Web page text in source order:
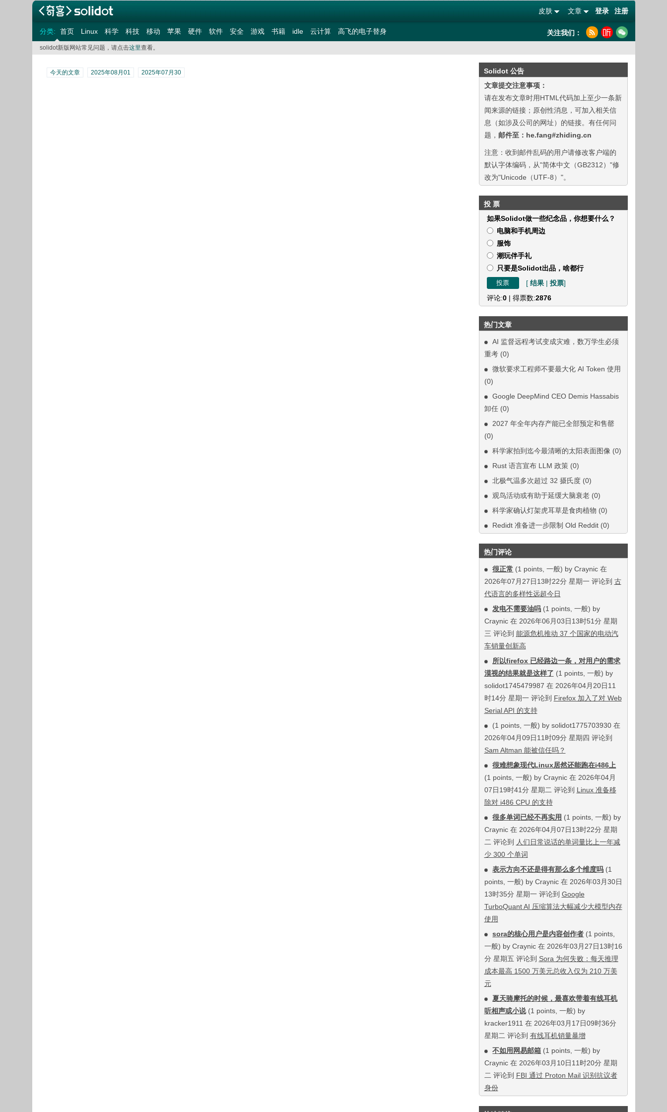
登录 注册
文章
皮肤
分类: 首页 Linux 科学 科技 移动 苹果 硬件 软件 安全 游戏 书籍 idle 云计算 高飞的电子替身 关注我们：
solidot新版网站常见问题，请点击这里查看。
Solidot 公告
文章提交注意事项：
请在发布文章时用HTML代码加上至少一条新
闻来源的链接；原创性消息，可加入相关信
息（如涉及公司的网址）的链接。有任何问
题， 邮件至：he.fang#zhiding.cn
注意：收到邮件乱码的用户请修改客户端的
默认字体编码，从"简体中文（GB2312）"修
改为"Unicode（UTF-8）"。
投 票
如果Solidot做一些纪念品，你想要什么？
电脑和手机周边
服饰
潮玩伴手礼
只要是Solidot出品，啥都行
[ 结果| 投票]
评论:0| 得票数:2876
热门文章
AI 监督远程考试变成灾难，数万学生必须
重考 (0)
微软要求工程师不要最大化 AI Token 使用
(0)
Google DeepMind CEO Demis Hassabis
卸任 (0)
2027 年全年内存产能已全部预定和售罄
(0)
科学家拍到迄今最清晰的太阳表面图像 (0)
Rust 语言宣布 LLM 政策 (0)
北极气温多次超过 32 摄氏度 (0)
观鸟活动或有助于延缓大脑衰老 (0)
科学家确认灯架虎耳草是食肉植物 (0)
Redidt 准备进一步限制 Old Reddit (0)
热门评论
很正常 (1 points, 一般) by Craynic 在
2026年07月27日13时22分 星期一 评论到 古
代语言的多样性远超今日
发电不需要油吗 (1 points, 一般) by
Craynic 在 2026年06月03日13时51分 星期
三 评论到 能源危机推动 37 个国家的电动汽
车销量创新高
所以firefox 已经路边一条，对用户的需求
漠视的结果就是这样了 (1 points, 一般) by
solidot1745479987 在 2026年04月20日11
时14分 星期一 评论到 Firefox 加入了对 Web
Serial API 的支持
(1 points, 一般) by solidot1775703930 在
2026年04月09日11时09分 星期四 评论到
Sam Altman 能被信任吗？
很难想象现代Linux居然还能跑在i486上
(1 points, 一般) by Craynic 在 2026年04月
07日19时41分 星期二 评论到 Linux 准备移
除对 i486 CPU 的支持
很多单词已经不再实用 (1 points, 一般) by
Craynic 在 2026年04月07日13时22分 星期
二 评论到
人们日常说话的单词量比上一年减
少 300 个单词
表示方向不还是得有那么多个维度吗 (1
points, 一般) by Craynic 在 2026年03月30日
13时35分 星期一 评论到 Google
TurboQuant AI 压缩算法大幅减少大模型内存
使用
sora的核心用户是内容创作者 (1 points,
一般) by Craynic 在 2026年03月27日13时16
分 星期五 评论到 Sora 为何失败：每天推理
成本最高 1500 万美元总收入仅为 210 万美
元
夏天骑摩托的时候，最喜欢带着有线耳机
听相声或小说(1 points, 一般) by
kracker1911 在 2026年03月17日09时36分
星期二 评论到 有线耳机销量暴增
不如用网易邮箱 (1 points, 一般) by
Craynic 在 2026年03月10日11时20分 星期
二 评论到 FBI 通过 Proton Mail 识别抗议者
身份
今天的文章 2025年08月01 2025年07月30